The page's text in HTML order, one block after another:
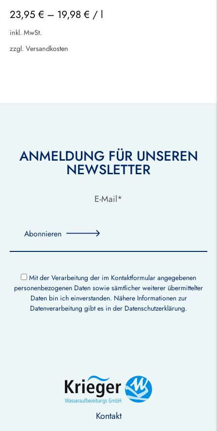
23,95 € – 19,98 € / l
inkl. MwSt.
zzgl. Versandkosten
ANMELDUNG FÜR UNSEREN
NEWSLETTER
Abonnieren
Mit der Verarbeitung der im Kontaktformular angegebenen
personenbezogenen Daten sowie sämtlicher weiterer übermittelter
Daten bin ich einverstanden. Nähere Informationen zur
Datenverarbeitung gibt es in der Datenschutzerklärung.
Kontakt